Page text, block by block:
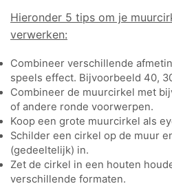
Hieronder 5 tips om je
verwerken:
Combineer verschillende
speels effect. Bijvoorbeeld 40,
Combineer de muurcirkel met
of andere ronde voorwerpen.
Koop een grote muurcirkel als
Schilder een cirkel op de muur
(gedeeltelijk) in.
Zet de cirkel in een houten
verschillende formaten.